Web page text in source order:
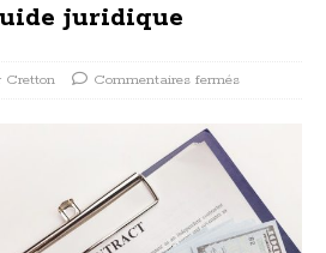
juridique
Cretton Commentaires fermés